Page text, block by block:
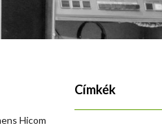
Hicom
Címkék